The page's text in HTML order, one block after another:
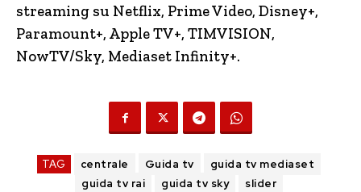
streaming su Netflix, Prime Video, Disney+,
Paramount+, Apple TV+, TIMVISION,
NowTV/Sky, Mediaset Infinity+.
TAG centrale Guida tv
guida tv mediaset
guida tv rai
guida tv sky slider